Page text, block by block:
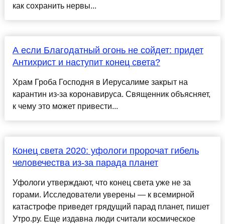
как сохранить нервы...
А если Благодатный огонь не сойдет: придет
Антихрист и наступит конец света?
Храм Гроба Господня в Иерусалиме закрыт на
карантин из-за коронавируса. Священник объясняет,
к чему это может привести...
Конец света 2020: уфологи пророчат гибель
человечества из-за парада планет
Уфологи утверждают, что конец света уже не за
горами. Исследователи уверены — к всемирной
катастрофе приведет грядущий парад планет, пишет
Утро.ру. Еще издавна люди считали космическое